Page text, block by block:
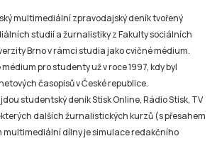
multimediální zpravodajský deník tvořený
studií a žurnalistiky z Fakulty sociálních
Brno v rámci studia jako cvičné médium.
pro studenty už v roce 1997, kdy byl
časopisů v České republice.
studentský deník Stisk Online, Rádio Stisk, TV
dalších žurnalistických kurzů (s přesahem
multimediální dílny je simulace redakčního